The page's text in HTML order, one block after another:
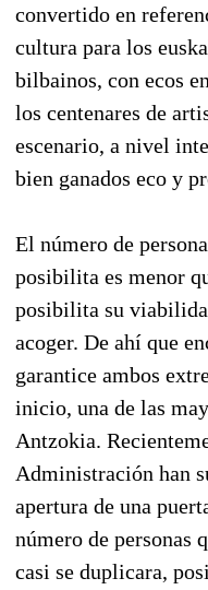
convertido en
cultura para los
bilbainos, con ecos
los centenares de
escenario, a nivel
bien ganados eco y
El número de
posibilita es menor
posibilita su
acoger. De ahí que
garantice ambos
inicio, una de las
Antzokia.
Administración han
apertura de una
número de personas
casi se duplicara,